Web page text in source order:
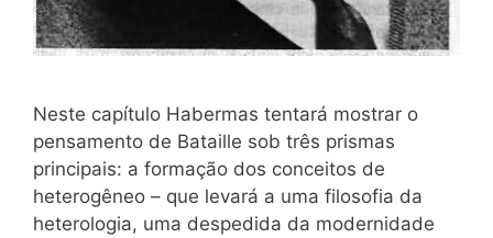
Neste capítulo Habermas tentará mostrar o
pensamento de Bataille sob três prismas
principais: a formação dos conceitos de
heterogêneo – que levará a uma filosofia da
heterologia, uma despedida da modernidade